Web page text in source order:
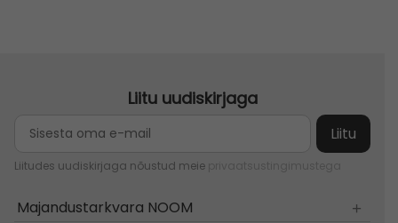
Liitu uudiskirjaga
Liitudes uudiskirjaga nõustud meie
Majandustarkvara NOOM